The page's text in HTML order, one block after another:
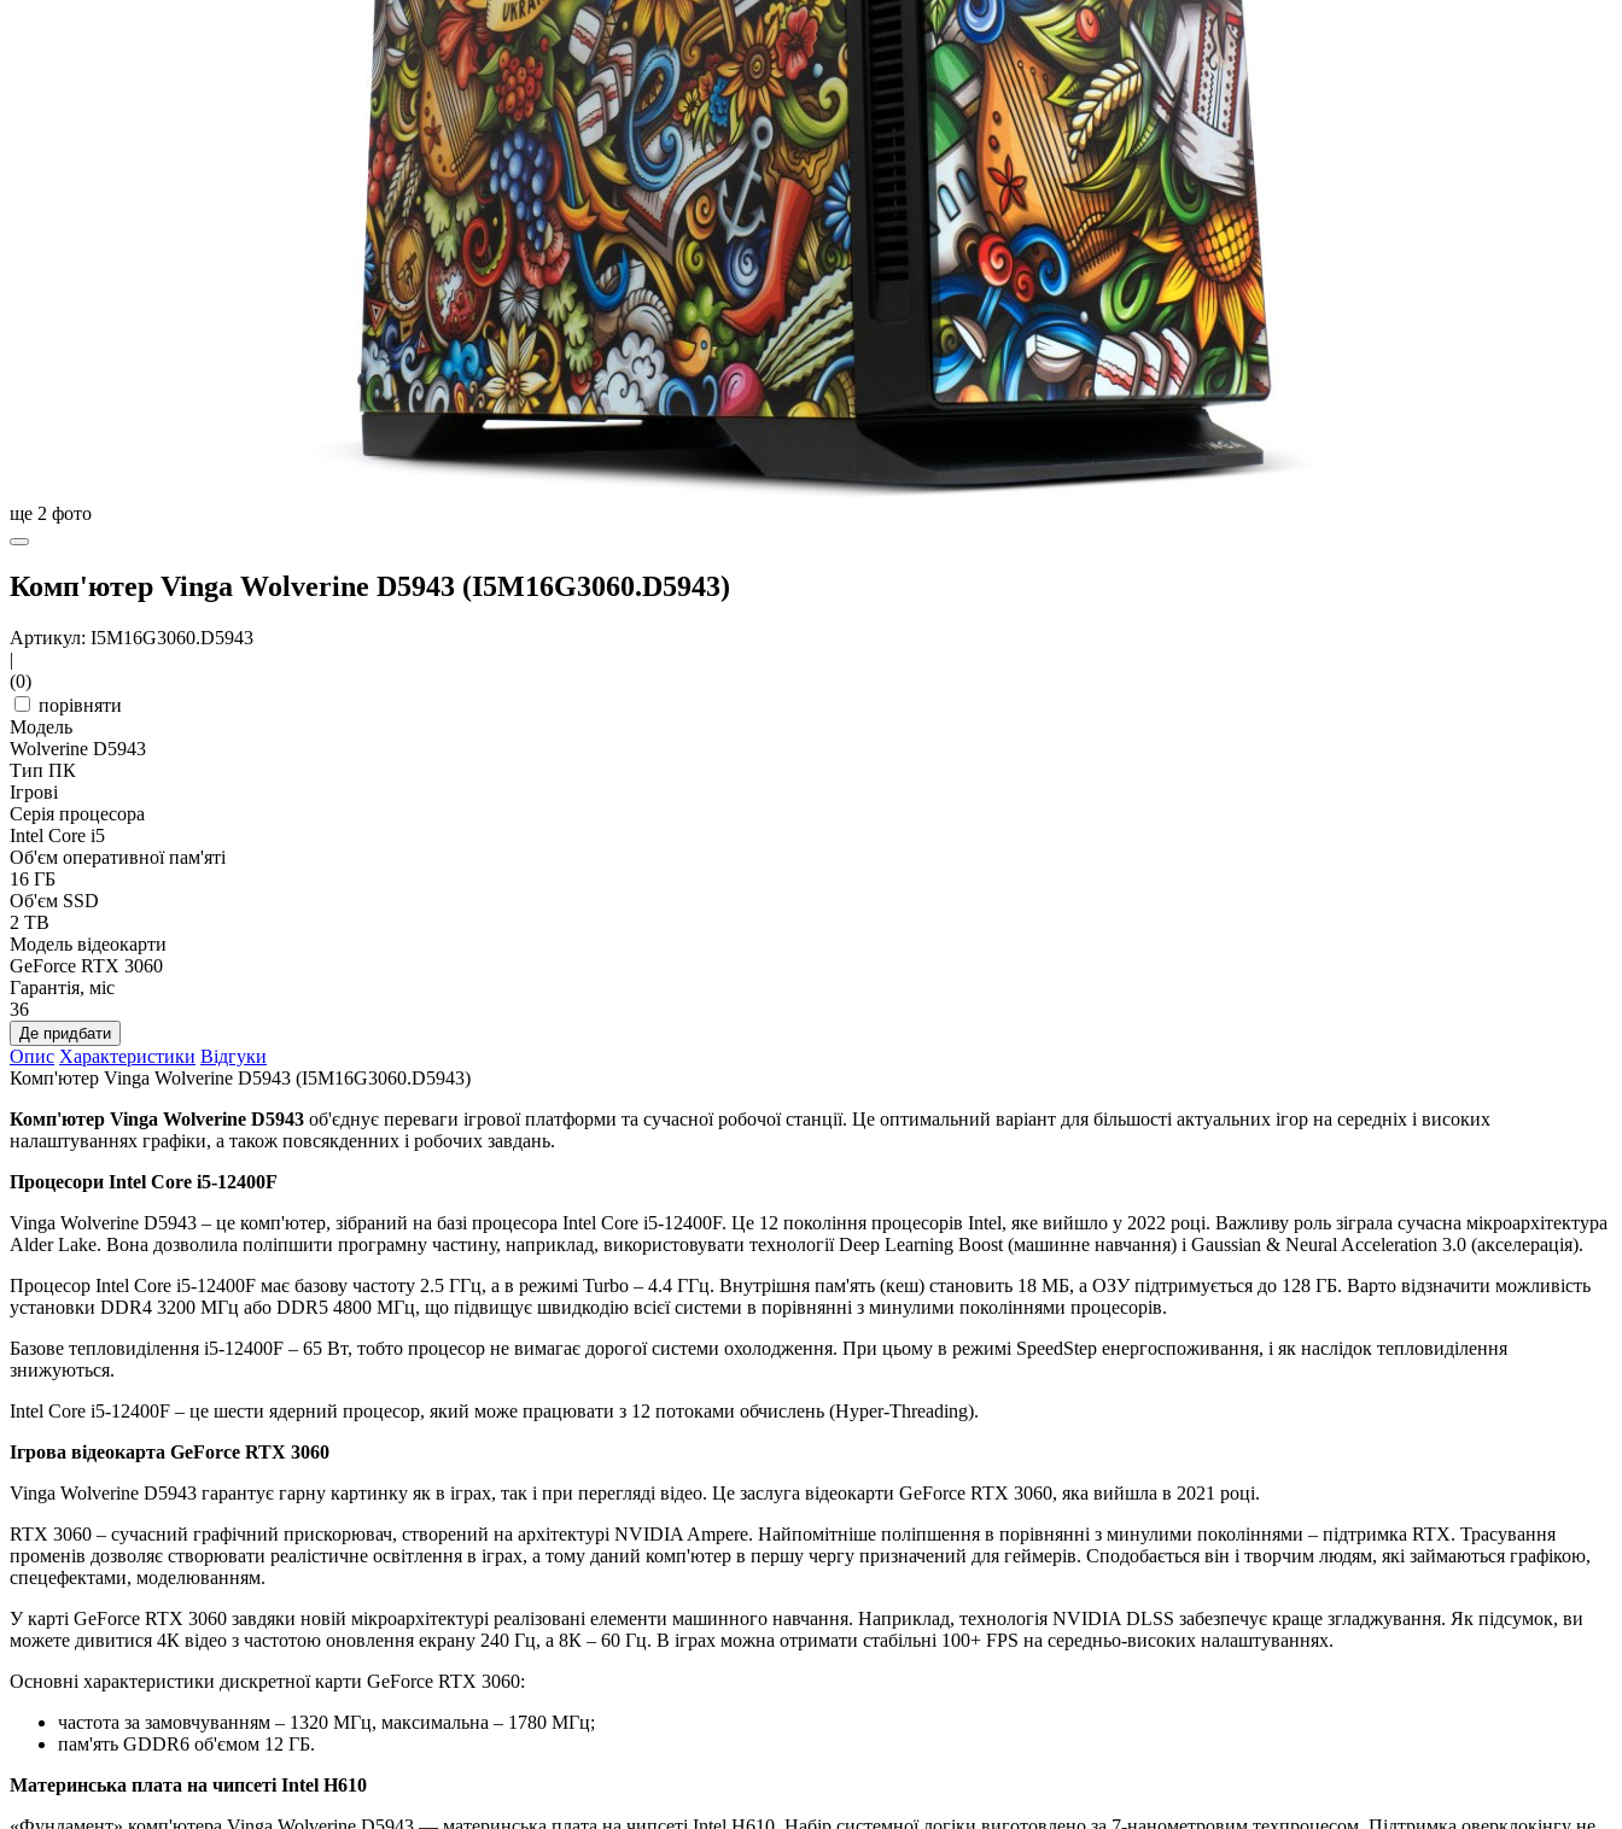
ще 2 фото
Комп'ютер Vinga Wolverine D5943 (I5M16G3060.D5943)
Артикул: I5M16G3060.D5943
|
(0)
порівняти
Модель
Wolverine D5943
Тип ПК
Ігрові
Серія процесора
Intel Core i5
Об'єм оперативної пам'яті
16 ГБ
Об'єм SSD
2 TB
Модель відеокарти
GeForce RTX 3060
Гарантія, міс
36
Де придбати
Опис Характеристики Відгуки
Комп'ютер Vinga Wolverine D5943 (I5M16G3060.D5943)
Комп'ютер Vinga Wolverine D5943 об'єднує переваги ігрової платформи та сучасної робочої станції. Це оптимальний варіант для більшості актуальних ігор на середніх і високих
налаштуваннях графіки, а також повсякденних і робочих завдань.
Процесори Intel Core i5-12400F
Vinga Wolverine D5943 – це комп'ютер, зібраний на базі процесора Intel Core i5-12400F. Це 12 покоління процесорів Intel, яке вийшло у 2022 році. Важливу роль зіграла сучасна мікроархітектура
Alder Lake. Вона дозволила поліпшити програмну частину, наприклад, використовувати технології Deep Learning Boost (машинне навчання) і Gaussian & Neural Acceleration 3.0 (акселерація).
Процесор Intel Core i5-12400F має базову частоту 2.5 ГГц, а в режимі Turbo – 4.4 ГГц. Внутрішня пам'ять (кеш) становить 18 МБ, а ОЗУ підтримується до 128 ГБ. Варто відзначити можливість
установки DDR4 3200 МГц або DDR5 4800 МГц, що підвищує швидкодію всієї системи в порівнянні з минулими поколіннями процесорів.
Базове тепловиділення i5-12400F – 65 Вт, тобто процесор не вимагає дорогої системи охолодження. При цьому в режимі SpeedStep енергоспоживання, і як наслідок тепловиділення
знижуються.
Intel Core i5-12400F – це шести ядерний процесор, який може працювати з 12 потоками обчислень (Hyper-Threading).
Ігрова відеокарта GeForce RTX 3060
Vinga Wolverine D5943 гарантує гарну картинку як в іграх, так і при перегляді відео. Це заслуга відеокарти GeForce RTX 3060, яка вийшла в 2021 році.
RTX 3060 – сучасний графічний прискорювач, створений на архітектурі NVIDIA Ampere. Найпомітніше поліпшення в порівнянні з минулими поколіннями – підтримка RTX. Трасування
променів дозволяє створювати реалістичне освітлення в іграх, а тому даний комп'ютер в першу чергу призначений для геймерів. Сподобається він і творчим людям, які займаються графікою,
спецефектами, моделюванням.
У карті GeForce RTX 3060 завдяки новій мікроархітектурі реалізовані елементи машинного навчання. Наприклад, технологія NVIDIA DLSS забезпечує краще згладжування. Як підсумок, ви
можете дивитися 4К відео з частотою оновлення екрану 240 Гц, а 8К – 60 Гц. В іграх можна отримати стабільні 100+ FPS на середньо-високих налаштуваннях.
Основні характеристики дискретної карти GeForce RTX 3060:
частота за замовчуванням – 1320 МГц, максимальна – 1780 МГц;
пам'ять GDDR6 об'ємом 12 ГБ.
Материнська плата на чипсеті Intel H610